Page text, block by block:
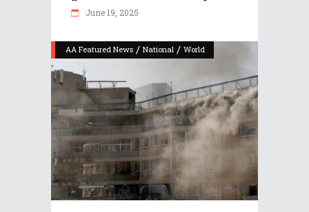
June 19, 2025
AA Featured News / National / World